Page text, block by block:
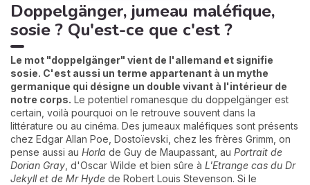
Doppelgänger, jumeau maléfique,
sosie ? Qu'est-ce que c'est ?
Le mot "doppelgänger" vient de l'allemand et signifie
sosie. C'est aussi un terme appartenant à un mythe
germanique qui désigne un double vivant à l'intérieur de
notre corps. Le potentiel romanesque du doppelgänger est
certain, voilà pourquoi on le retrouve souvent dans la
littérature ou au cinéma. Des jumeaux maléfiques sont présents
chez Edgar Allan Poe, Dostoïevski, chez les frères Grimm, on
pense aussi au Horla de Guy de Maupassant, au Portrait de
Dorian Gray , d'Oscar Wilde et bien sûre à L'Etrange cas du Dr
Jekyll et de Mr Hyde de Robert Louis Stevenson. Si le